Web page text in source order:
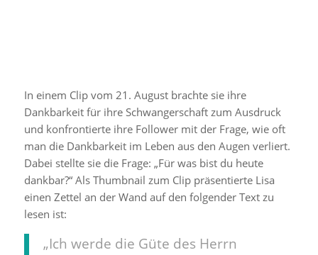
In einem Clip vom 21. August brachte sie ihre
Dankbarkeit für ihre Schwangerschaft zum Ausdruck
und konfrontierte ihre Follower mit der Frage, wie oft
man die Dankbarkeit im Leben aus den Augen verliert.
Dabei stellte sie die Frage: „Für was bist du heute
dankbar?“ Als Thumbnail zum Clip präsentierte Lisa
einen Zettel an der Wand auf den folgender Text zu
lesen ist:
„Ich werde die Güte des Herrn